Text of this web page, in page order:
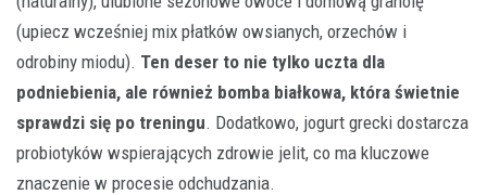
(upiecz wcześniej mix płatków owsianych, orzechów i
odrobiny miodu). Ten deser to nie tylko uczta dla
podniebienia, ale również bomba białkowa, która świetnie
sprawdzi się po treningu. Dodatkowo, jogurt grecki dostarcza
probiotyków wspierających zdrowie jelit, co ma kluczowe
znaczenie w procesie odchudzania.